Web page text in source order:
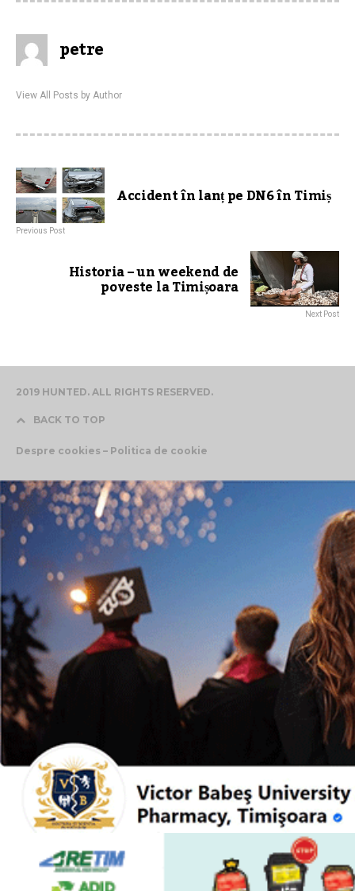
petre
View All Posts by Author
Accident în lanț pe DN6 în Timiș
Previous Post
Historia – un weekend de
poveste la Timișoara
Next Post
2019 HUNTED. ALL RIGHTS RESERVED.
BACK TO TOP
Despre cookies – Politica de cookie